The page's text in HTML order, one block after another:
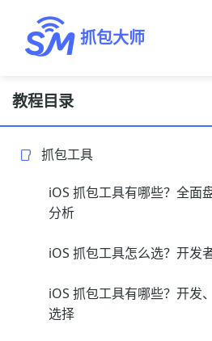
抓包大师
教程目录
抓包工具
iOS 抓包工具有哪些？全面
分析
iOS 抓包工具怎么选？开发
iOS 抓包工具有哪些？开发
选择